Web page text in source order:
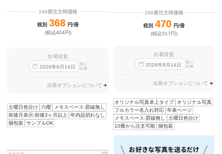
100冊注文時価格
税別 368 円/冊
(税込404円)
出荷目安
2026年9 月 14日
迄に
出荷
出荷オプションについて
土曜日色分け 六曜
メモスペース:罫線無し
前後月表示:前後3ヶ月以上
年内品切れなし
個包装
サンプルOK
100冊注文時価格
税別 470 円/冊
(税込517円)
出荷目安
2026年9 月14日
迄に
出荷
出荷オプションについて
オリジナル写真卓上タイプ
オリジナル写真
フルカラー名入れ対応 年表ページ
メモスペース:罫線無し
土曜日色分け
10冊から注文可能 個包装